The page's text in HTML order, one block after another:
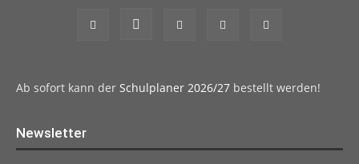
Ab sofort kann der Schulplaner 2026/27 bestellt werden!
Newsletter